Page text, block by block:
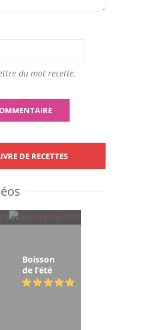
du mot recette.
DE RECETTES
Boisson
de l’été